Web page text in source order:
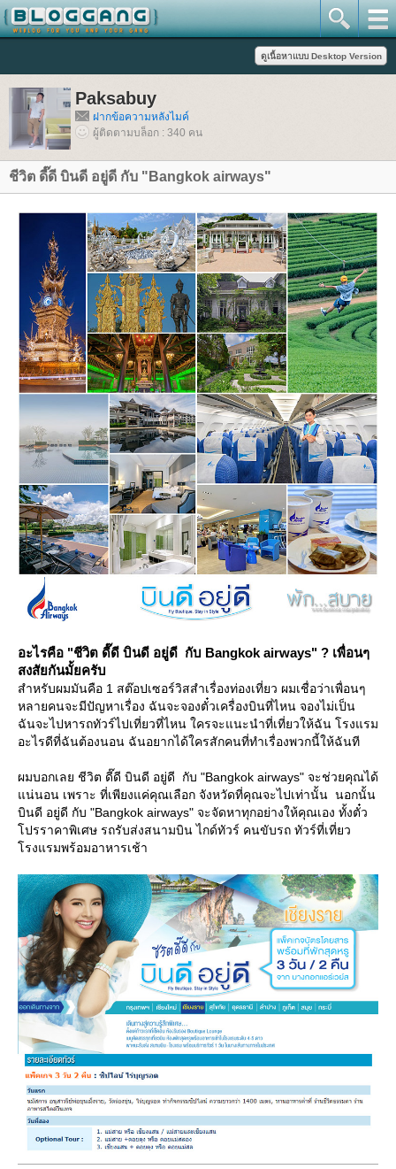
Paksabuy
ฝากข้อความหลังไมค์
ผู้ติดตามบล็อก : 340 คน
ชีวิต ดี๊ดี บินดี อยู่ดี กับ "Bangkok airways"
อะไรคือ "ชีวิต ดี๊ดี บินดี อยู่ดี กับ Bangkok airways" ? เพื่อนๆ
สงสัยกันมั้ยครับ
สำหรับผมมันคือ 1 สต๊อปเซอร์วิสสำเรื่องท่องเที่ยว ผมเชื่อว่าเพื่อนๆ
หลายคนจะมีปัญหาเรื่อง ฉันจะจองตั๋วเครื่องบินที่ไหน จองไม่เป็น
ฉันจะไปหารถทัวร์ไปเที่ยวที่ไหน ใครจะแนะนำที่เที่ยวให้ฉัน โรงแรม
อะไรดีที่ฉันต้องนอน ฉันอยากได้ใครสักคนที่ทำเรื่องพวกนี้ให้ฉันที
ผมบอกเลย ชีวิต ดี๊ดี บินดี อยู่ดี กับ "Bangkok airways" จะช่วยคุณได้
น่นอน เพราะ ที่เพียงแค่คุณเลือก จังหวัดที่คุณจะไปเท่านั้น นอกนั้น
บินดี อยู่ดี กับ "Bangkok airways" จะจัดหาทุกอย่างให้คุณเอง ทั้งตั๋ว
ปรราคาพิเศษ รถรับส่งสนามบิน ไกด์ทัวร์ คนขับรถ ทัวร์ที่เที่ยว
รงแรมพร้อมอาหารเช้า